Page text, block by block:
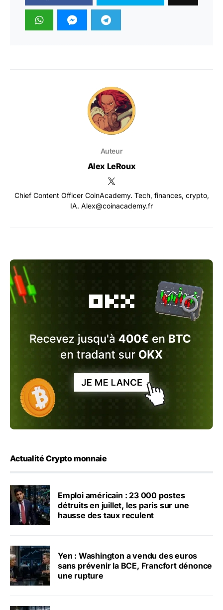
Auteur
Alex LeRoux
Chief Content Officer CoinAcademy. Tech, finances, crypto,
IA. Alex@coinacademy.fr
Actualité Crypto monnaie
Emploi américain : 23 000 postes
détruits en juillet, les paris sur une
hausse des taux reculent
Yen : Washington a vendu des euros
sans prévenir la BCE, Francfort dénonce
une rupture